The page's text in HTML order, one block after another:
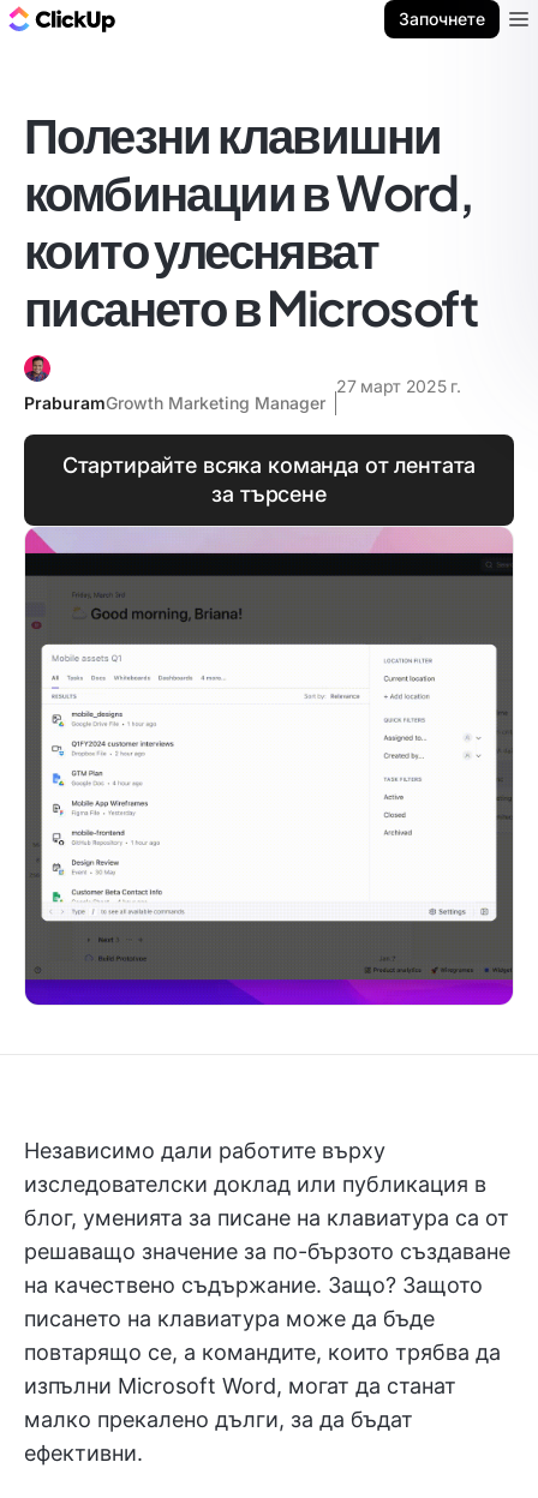
Започнете
Полезни клавишни
комбинации в Word,
които улесняват
писането в Microsoft
PraburamGrowth Marketing Manager
27 март 2025 г.
Стартирайте всяка команда от лентата
за търсене
Независимо дали работите върху
изследователски доклад или публикация в
блог, уменията за писане на клавиатура са от
решаващо значение за по-бързото създаване
на качествено съдържание. Защо? Защото
писането на клавиатура може да бъде
повтарящо се, а командите, които трябва да
изпълни Microsoft Word, могат да станат
малко прекалено дълги, за да бъдат
ефективни.